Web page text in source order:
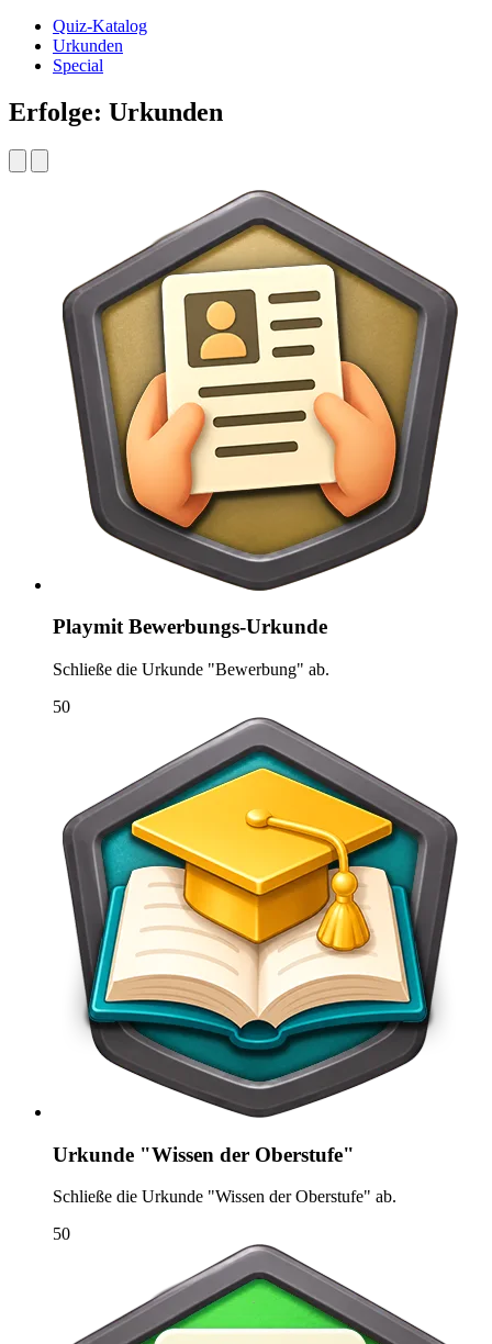
Quiz-Katalog
Urkunden
Special
Erfolge: Urkunden
Playmit Bewerbungs-Urkunde
Schließe die Urkunde "Bewerbung" ab.
50
Urkunde "Wissen der Oberstufe"
Schließe die Urkunde "Wissen der Oberstufe" ab.
50